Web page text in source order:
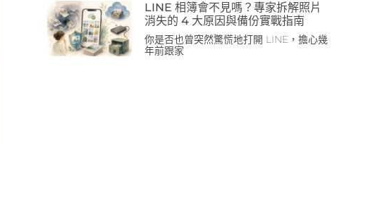
LINE 相簿會不見嗎？專家拆解照片
消失的 4 大原因與備份實戰指南
你是否也曾突然驚慌地打開 LINE，擔心幾
年前跟家